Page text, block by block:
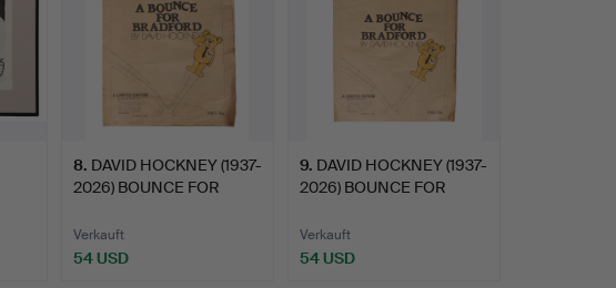
8. DAVID HOCKNEY (1937-
2026) BOUNCE FOR
Verkauft
54 USD
9. DAVID HOCKNEY (1937-
2026) BOUNCE FOR
Verkauft
54 USD